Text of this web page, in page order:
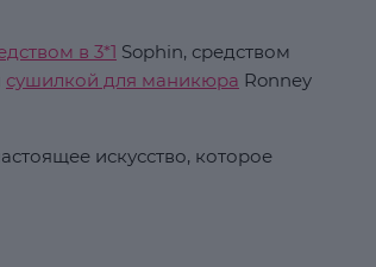
в 3*1 Sophin, средством
сушилкой для маникюра Ronney
искусство, которое